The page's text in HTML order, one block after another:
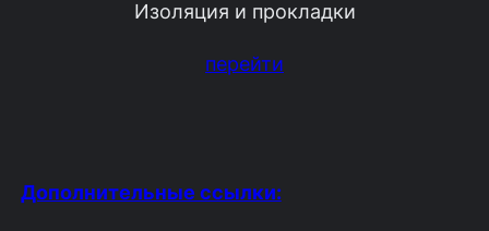
Изоляция и прокладки
перейти
Дополнительные ссылки: